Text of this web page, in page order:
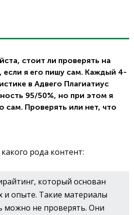
стоит ли проверять на
если я его пишу сам. Каждый 4-
в Адвего Плагиатиус
95/50%, но при этом я
сам. Проверять или нет, что
рода контент:
который основан
и опыте. Такие материалы
можно не проверять. Они